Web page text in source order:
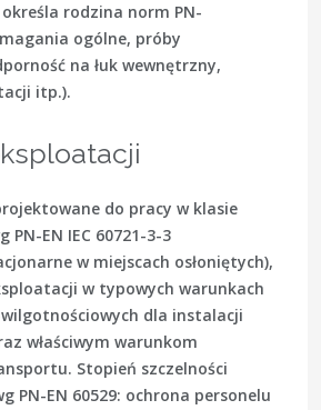
rodzina norm PN-
ogólne, próby
na łuk wewnętrzny,
itp.).
do pracy w klasie
PN-EN IEC 60721-3-3
w miejscach osłoniętych),
w typowych warunkach
dla instalacji
właściwym warunkom
Stopień szczelności
PN-EN 60529: ochrona personelu